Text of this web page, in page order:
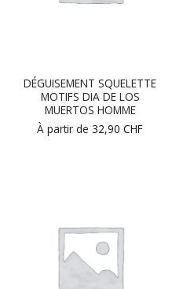
DÉGUISEMENT SQUELETTE
MOTIFS DIA DE LOS
MUERTOS HOMME
À partir de 32,90 CHF